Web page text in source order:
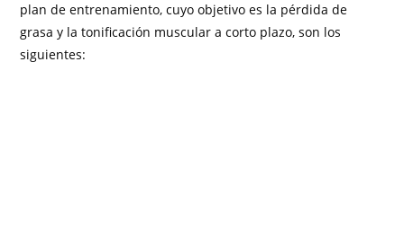
plan de entrenamiento, cuyo objetivo es la pérdida de
grasa y la tonificación muscular a corto plazo, son los
siguientes: